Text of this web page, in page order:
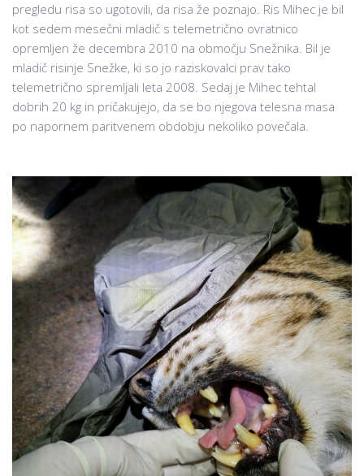
pregledu risa so ugotovili, da risa že poznajo. Ris Mihec je bil
kot sedem mesečni mladič s telemetrično ovratnico
opremljen že decembra 2010 na območju Snežnika. Bil je
mladič risinje Snežke, ki so jo raziskovalci prav tako
telemetrično spremljali leta 2008. Sedaj je Mihec tehtal
dobrih 20 kg in pričakujejo, da se bo njegova telesna masa
po napornem paritvenem obdobju nekoliko povečala.